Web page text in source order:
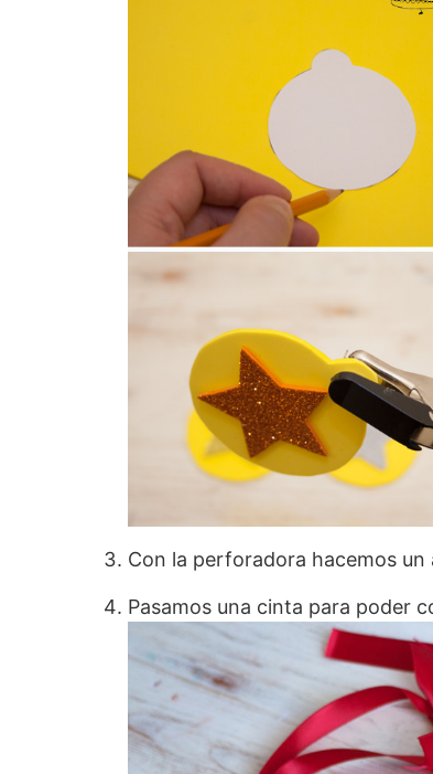
Con la perforadora hacemos un
Pasamos una cinta para poder